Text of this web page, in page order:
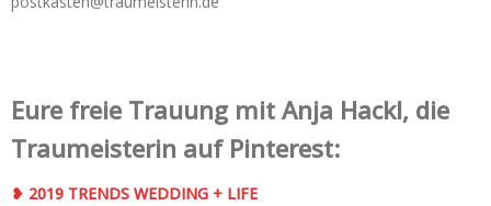
Eure freie Trauung mit Anja Hackl, die
Traumeisterin auf Pinterest:
❥ 2019 TRENDS WEDDING + LIFE